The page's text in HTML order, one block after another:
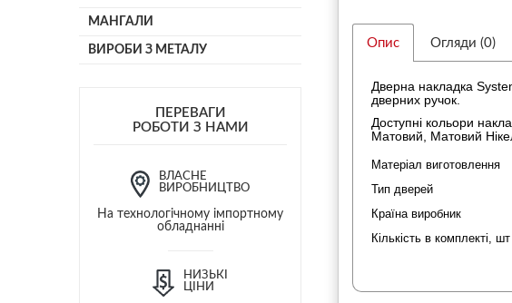
МАНГАЛИ
ВИРОБИ З МЕТАЛУ
ПЕРЕВАГИ
РОБОТИ З НАМИ
ВЛАСНЕ
ВИРОБНИЦТВО
На технологічному імпортному
обладнанні
НИЗЬКІ
ЦІНИ
Опис Огляди (0)
Дверна накладка
дверних ручок.
Доступні кольори
Матовий, Матовий
Матеріал виготовлення
Тип дверей
Країна виробник
Кількість в комплекті, шт